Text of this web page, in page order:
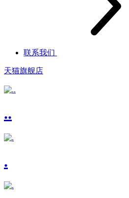
联系我们
天猫旗舰店
..
.